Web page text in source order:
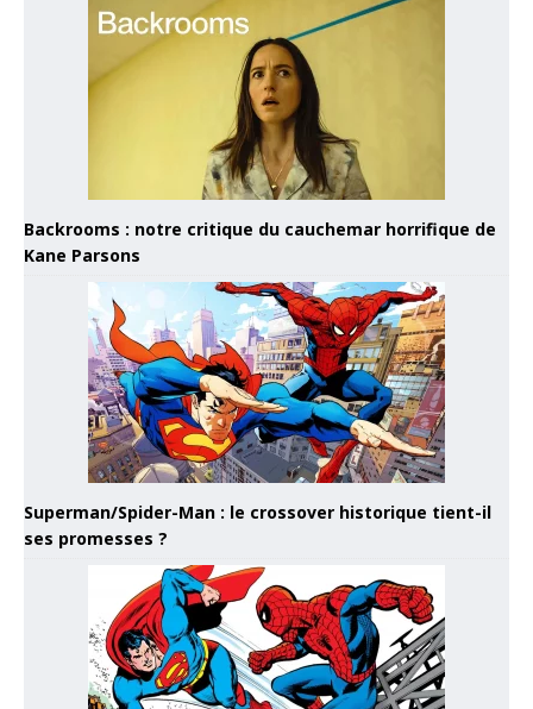
Backrooms : notre critique du cauchemar horrifique de
Kane Parsons
Superman/Spider-Man : le crossover historique tient-il
ses promesses ?